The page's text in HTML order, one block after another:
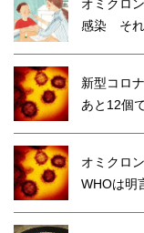
オミクロ
感染 それ
新型コロ
あと12個
オミクロ
WHOは明